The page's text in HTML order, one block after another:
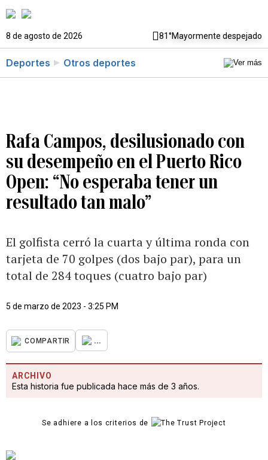
8 de agosto de 2026 81°Mayormente despejado
Deportes Otros deportes
Rafa Campos, desilusionado con
su desempeño en el Puerto Rico
Open: “No esperaba tener un
resultado tan malo”
El golfista cerró la cuarta y última ronda con
tarjeta de 70 golpes (dos bajo par), para un
total de 284 toques (cuatro bajo par)
5 de marzo de 2023 - 3:25 PM
COMPARTIR ...
ARCHIVO
Esta historia fue publicada hace más de 3 años.
Se adhiere a los criterios de